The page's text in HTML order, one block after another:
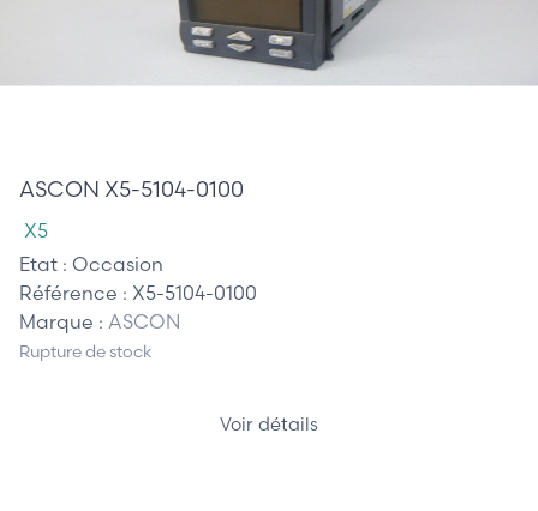
ASCON X5-5104-0100
X5
Etat : Occasion
Référence : X5-5104-0100
Marque : ASCON
Rupture de stock
Voir détails